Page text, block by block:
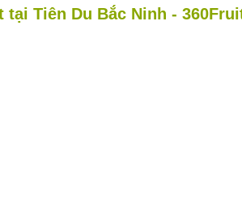
Tiên Du Bắc Ninh -